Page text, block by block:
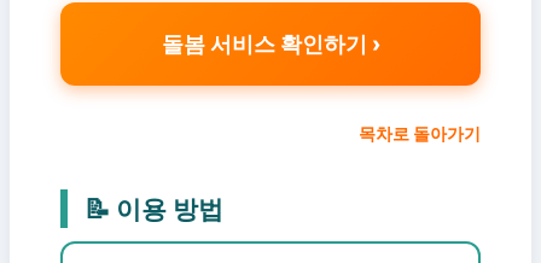
돌봄 서비스 확인하기
목차로 돌아가기
📝 이용 방법